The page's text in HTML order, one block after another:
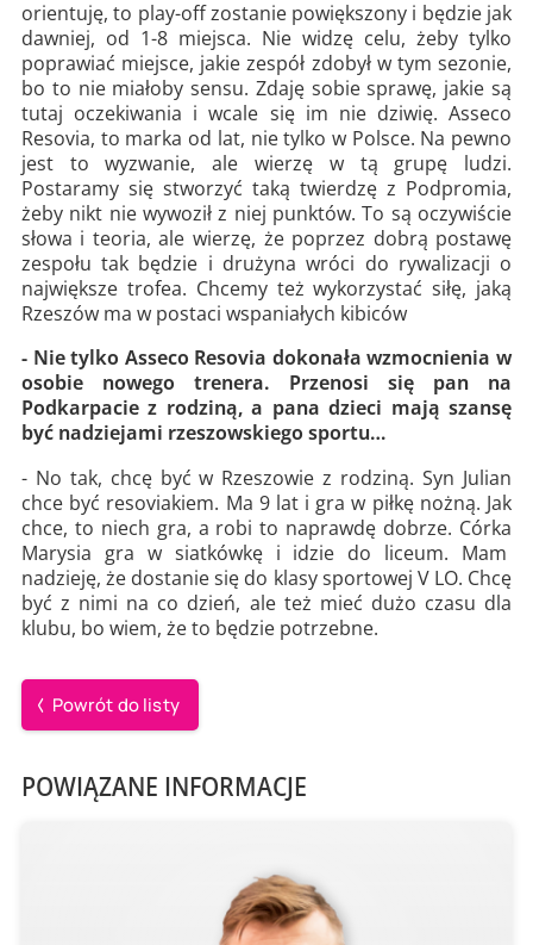
orientuję, to play-off zostanie powiększony i będzie jak
dawniej, od 1-8 miejsca. Nie widzę celu, żeby tylko
poprawiać miejsce, jakie zespół zdobył w tym sezonie,
bo to nie miałoby sensu. Zdaję sobie sprawę, jakie są
tutaj oczekiwania i wcale się im nie dziwię. Asseco
Resovia, to marka od lat, nie tylko w Polsce. Na pewno
jest to wyzwanie, ale wierzę w tą grupę ludzi.
Postaramy się stworzyć taką twierdzę z Podpromia,
żeby nikt nie wywoził z niej punktów. To są oczywiście
słowa i teoria, ale wierzę, że poprzez dobrą postawę
zespołu tak będzie i drużyna wróci do rywalizacji o
największe trofea. Chcemy też wykorzystać siłę, jaką
Rzeszów ma w postaci wspaniałych kibiców
- Nie tylko Asseco Resovia dokonała wzmocnienia w
osobie nowego trenera. Przenosi się pan na
Podkarpacie z rodziną, a pana dzieci mają szansę
być nadziejami rzeszowskiego sportu…
- No tak, chcę być w Rzeszowie z rodziną. Syn Julian
chce być resoviakiem. Ma 9 lat i gra w piłkę nożną. Jak
chce, to niech gra, a robi to naprawdę dobrze. Córka
Marysia gra w siatkówkę i idzie do liceum. Mam
nadzieję, że dostanie się do klasy sportowej V LO. Chcę
być z nimi na co dzień, ale też mieć dużo czasu dla
klubu, bo wiem, że to będzie potrzebne.
Powrót do listy
POWIĄZANE INFORMACJE